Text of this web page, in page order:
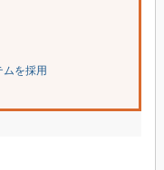
を採用